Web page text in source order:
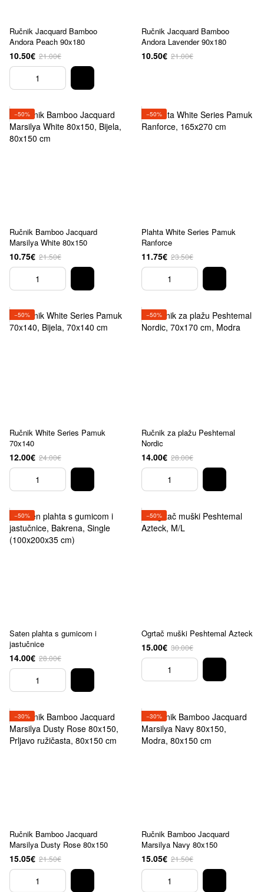
Ručnik Jacquard Bamboo
Andora Peach 90x180
10.50€ 21.00€
Ručnik Jacquard Bamboo
Andora Lavender 90x180
10.50€ 21.00€
−50%
Ručnik Bamboo Jacquard
Marsilya White 80x150
10.75€ 21.50€
−50%
Plahta White Series Pamuk
Ranforce
11.75€ 23.50€
−50%
Ručnik White Series Pamuk
70x140
12.00€ 24.00€
−50%
Ručnik za plažu Peshtemal
Nordic
14.00€ 28.00€
−50%
Saten plahta s gumicom i
jastučnice
14.00€ 28.00€
−50%
Ogrtač muški Peshtemal Azteck
15.00€ 30.00€
−30%
Ručnik Bamboo Jacquard
Marsilya Dusty Rose 80x150
15.05€ 21.50€
−30%
Ručnik Bamboo Jacquard
Marsilya Navy 80x150
15.05€ 21.50€